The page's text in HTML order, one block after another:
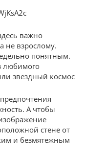
важно
не взрослому.
понятным.
любимого
звездный космос
А чтобы
стене от
и безмятежным